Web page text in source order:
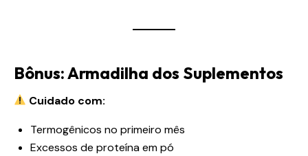
Bônus: Armadilha dos Suplementos
Cuidado com:
Termogênicos no primeiro mês
Excessos de proteína em pó